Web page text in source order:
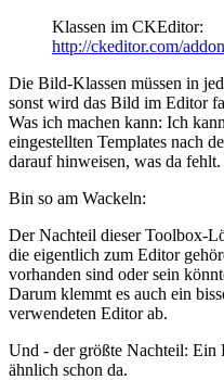
Klassen im CKEditor:
http://ckeditor.com/
Die Bild-Klassen müssen in
sonst wird das Bild im Editor
Was ich machen kann: Ich
eingestellten Templates nach
darauf hinweisen, was da fehlt.
Bin so am Wackeln:
Der Nachteil dieser Toolbox-
die eigentlich zum Editor
vorhanden sind oder sein
Darum klemmt es auch ein
verwendeten Editor ab.
Und - der größte Nachteil:
ähnlich schon da.